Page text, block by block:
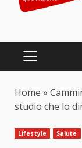
PRIMARY
Home »
studio che lo
Lifestyle Salute